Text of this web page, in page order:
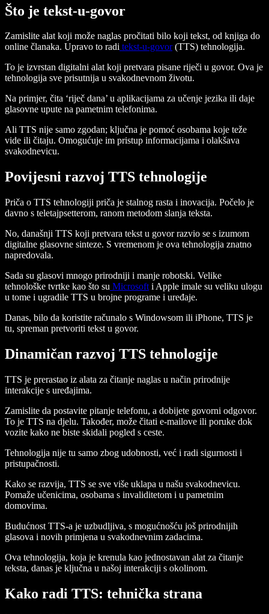
Što je tekst-u-govor
Zamislite alat koji može naglas pročitati bilo koji tekst, od knjiga do
online članaka. Upravo to radi tekst-u-govor(TTS) tehnologija.
To je izvrstan digitalni alat koji pretvara pisane riječi u govor. Ova je
tehnologija sve prisutnija u svakodnevnom životu.
Na primjer, čita ‘riječ dana’ u aplikacijama za učenje jezika ili daje
glasovne upute na pametnim telefonima.
Ali TTS nije samo zgodan; ključna je pomoć osobama koje teže
vide ili čitaju. Omogućuje im pristup informacijama i olakšava
svakodnevicu.
Povijesni razvoj TTS tehnologije
Priča o TTS tehnologiji priča je stalnog rasta i inovacija. Počelo je
davno s teletajpsetterom, ranom metodom slanja teksta.
No, današnji TTS koji pretvara tekst u govor razvio se s izumom
digitalne glasovne sinteze. S vremenom je ova tehnologija znatno
napredovala.
Sada su glasovi mnogo prirodniji i manje robotski. Velike
tehnološke tvrtke kao što su Microsoft i Apple imale su veliku ulogu
u tome i ugradile TTS u brojne programe i uređaje.
Danas, bilo da koristite računalo s Windowsom ili iPhone, TTS je
tu, spreman pretvoriti tekst u govor.
Dinamičan razvoj TTS tehnologije
TTS je prerastao iz alata za čitanje naglas u način prirodnije
interakcije s uređajima.
Zamislite da postavite pitanje telefonu, a dobijete govorni odgovor.
To je TTS na djelu. Također, može čitati e-mailove ili poruke dok
vozite kako ne biste skidali pogled s ceste.
Tehnologija nije tu samo zbog udobnosti, već i radi sigurnosti i
pristupačnosti.
Kako se razvija, TTS se sve više uklapa u našu svakodnevicu.
Pomaže učenicima, osobama s invaliditetom i u pametnim
domovima.
Budućnost TTS-a je uzbudljiva, s mogućnošću još prirodnijih
glasova i novih primjena u svakodnevnim zadacima.
Ova tehnologija, koja je krenula kao jednostavan alat za čitanje
teksta, danas je ključna u našoj interakciji s okolinom.
Kako radi TTS: tehnička strana